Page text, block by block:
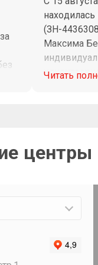
и
(ЗН-
Максима
доходчиво
Огромное
Читать
центры